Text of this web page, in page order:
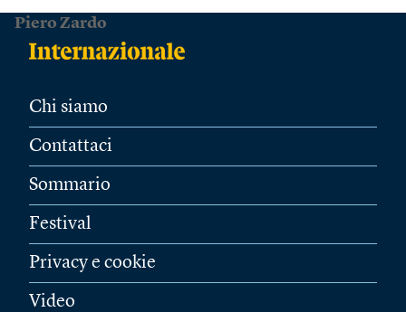
Piero Zardo
Chi siamo
Contattaci
Sommario
Festival
Privacy e cookie
Video